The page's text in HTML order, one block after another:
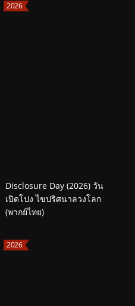
2026
Disclosure Day (2026) วัน
เปิดโปง ไขปริศนาลวงโลก
(พากย์ไทย)
2026